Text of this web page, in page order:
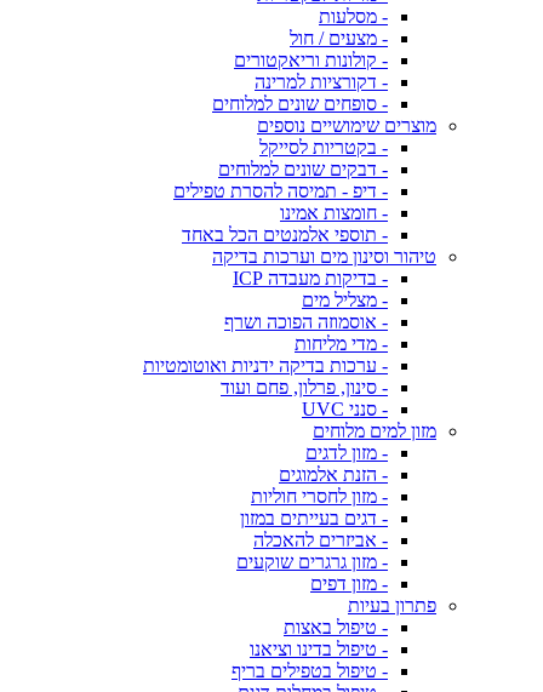
- מסלעות
- מצעים / חול
- קולונות וריאקטורים
- דקורציות למרינה
- סופחים שונים למלוחים
מוצרים שימושיים נוספים
- בקטריות לסייקל
- דבקים שונים למלוחים
- דיפ - תמיסה להסרת טפילים
- חומצות אמינו
- תוספי אלמנטים הכל באחד
טיהור וסינון מים וערכות בדיקה
- בדיקות מעבדה ICP
- מצליל מים
- אוסמוזה הפוכה ושרף
- מדי מליחות
- ערכות בדיקה ידניות ואוטומטיות
- סינון, פרלון, פחם ועוד
- סנני UVC
מזון למים מלוחים
- מזון לדגים
- הזנת אלמוגים
- מזון לחסרי חוליות
- דגים בעייתים במזון
- אביזרים להאכלה
- מזון גרגרים שוקעים
- מזון דפים
פתרון בעיות
- טיפול באצות
- טיפול בדינו וציאנו
- טיפול בטפילים בריף